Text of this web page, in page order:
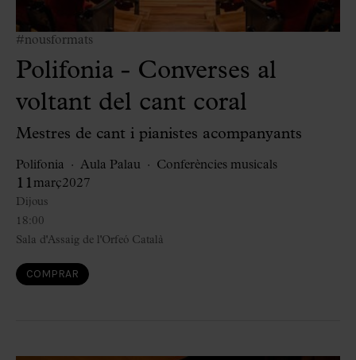
#nousformats
Polifonia - Converses al
voltant del cant coral
Mestres de cant i pianistes acompanyants
Polifonia Aula Palau Conferències musicals
11març2027
18:00
Dijous
Sala d'Assaig de l'Orfeó Català
COMPRAR